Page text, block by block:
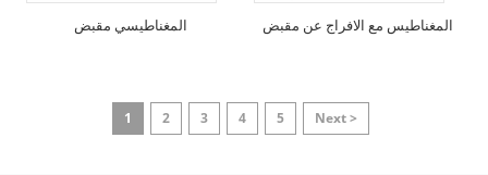
المغناطيسي مقبض المغناطيس مع الافراج عن مقبض
1 2 3 4 5 Next >